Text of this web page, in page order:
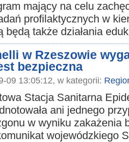
mający na celu
profilaktycznych w
będą także działania
w Rzeszowie
bezpieczna
09 13:05:12, w kategorii:
Stacja Sanitarna
ani jednego
w wyniku zakażenia
wojewódzkiego